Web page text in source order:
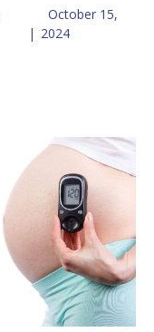
|
October 15,
2024